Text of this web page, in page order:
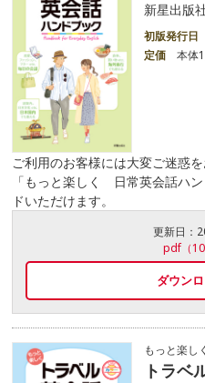
新星出版
初版発行日
定価
本体
ご利用のお客様には大変ご迷惑を
「もっと楽しく 日常英会話ハ
ドいただけます。
更新日：
pdf（
ダウン
もっと楽しく
トラベ